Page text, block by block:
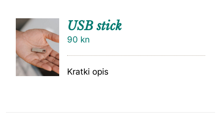
DODAJ
CU
USB stick
90 kn
Kratki opis